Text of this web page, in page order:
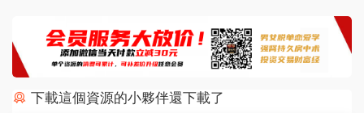
下載這個資源的小夥伴還下載了